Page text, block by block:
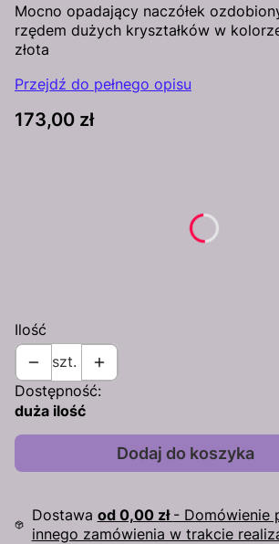
Mocno opadający naczółek
rzędem dużych kryształków w
złota
Przejdź do pełnego opisu
Cena
173,00 zł
Ilość
szt.
Dostępność:
duża ilość
Dodaj do koszyka
Dostawa od 0,00 zł - Domówienie
innego zamówienia w trakcie